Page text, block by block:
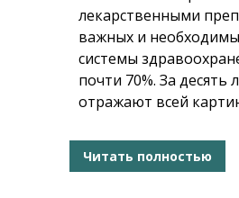
лекарственными
важных и
системы
почти 70%. За
отражают всей
Читать полностью